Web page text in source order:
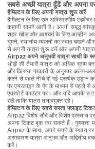
सबसे अच्छी यात्रा ढूँढें और अपना
हैमिल्टन के लिए अपनी यात्रा शुरू करें
हैमिल्टन के लिए एक अविस्मरणीय
कहानी सामने आती है। अपनी समृद्ध
शहर खोज और आश्चर्य के लिए अंतहीन
घूमने, स्थानीय व्यंजनों का स्वाद चखने
से अपनी यात्रा शुरू करें और अपनी
Airpaz अपने अनुभवी यात्रा साथी के
थोड़ी सी तैयारी यात्रा को अधिक सुगम
और किराया प्रकारों के अनुसार अलग-
करने से पहले नीचे दी गई प्रत्येक उड़ान
पर एयरलाइन के ऐप के माध्यम से पहले
एयरपोर्ट काउंटर पर। और यदि आपके रूट
रखें ताकि यात्रा तनावमुक्त रहे।
हैमिल्टन के लिए सबसे सस्ता फ्लाइट
Airpaz विशेष सौदे और विशेष प्रस्ताव
अपना टिकट बुक कर सकते हैं। गुणवत्ता या
Airpaz के साथ, अपने सपने के स्थान पर
असाधारण यात्रा अनुभव और अद्वितीय
करें।